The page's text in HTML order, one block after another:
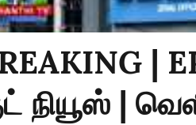
|
நியூஸ் |